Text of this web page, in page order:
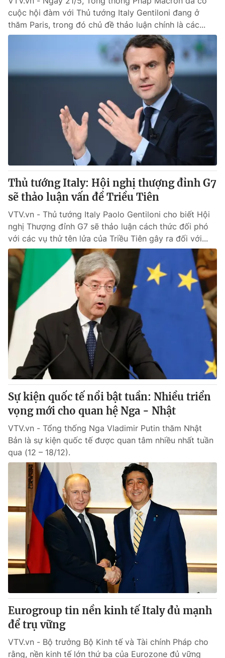
cuộc hội đàm với Thủ tướng Italy Gentiloni đang ở
thăm Paris, trong đó chủ đề thảo luận chính là các...
Thủ tướng Italy: Hội nghị thượng đỉnh G7
sẽ thảo luận vấn đề Triều Tiên
VTV.vn - Thủ tướng Italy Paolo Gentiloni cho biết Hội
nghị Thượng đỉnh G7 sẽ thảo luận cách thức đối phó
với các vụ thử tên lửa của Triều Tiên gây ra đối với...
Sự kiện quốc tế nổi bật tuần: Nhiều triển
vọng mới cho quan hệ Nga - Nhật
VTV.vn - Tổng thống Nga Vladimir Putin thăm Nhật
Bản là sự kiện quốc tế được quan tâm nhiều nhất tuần
qua (12 – 18/12).
Eurogroup tin nền kinh tế Italy đủ mạnh
để trụ vững
VTV.vn - Bộ trưởng Bộ Kinh tế và Tài chính Pháp cho
rằng, nền kinh tế lớn thứ ba của Eurozone đủ vững